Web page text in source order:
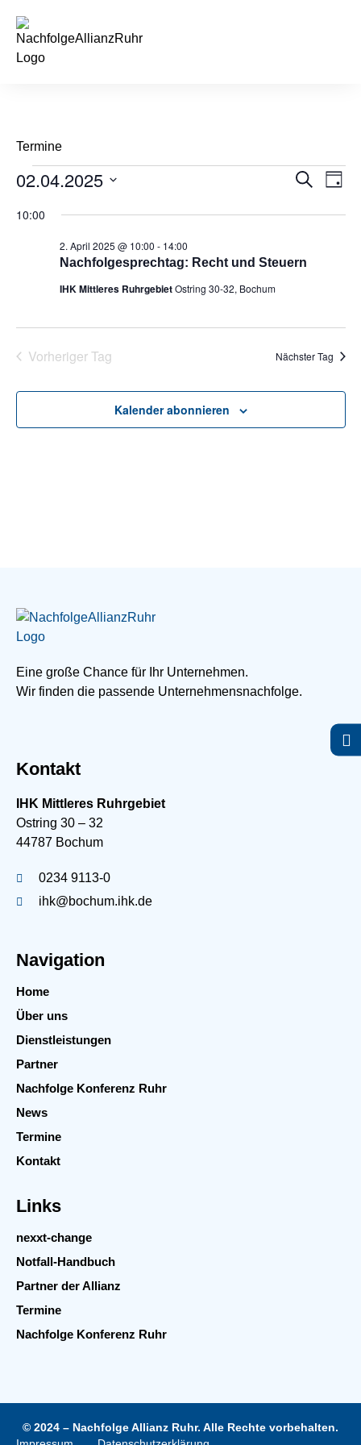
springen
Termine
Suche
Tag
02.04.2025
wählen.
10:00
Nachfolgesprechtag: Recht und Steuern
2. April 2025 @ 10:00 - 14:00
IHK Mittleres RuhrgebietOstring 30-32, Bochum
Vorheriger Tag Nächster Tag
Kalender abonnieren
Eine große Chance für Ihr Unternehmen.
Wir finden die passende Unternehmensnachfolge.
Kontakt
IHK Mittleres Ruhrgebiet
Ostring 30 – 32
44787 Bochum
0234 9113-0
ihk@bochum.ihk.de
Navigation
Home
Über uns
Dienstleistungen
Partner
Nachfolge Konferenz Ruhr
News
Termine
Kontakt
Links
nexxt-change
Notfall-Handbuch
Partner der Allianz
Termine
Nachfolge Konferenz Ruhr
© 2024 – Nachfolge Allianz Ruhr. Alle Rechte vorbehalten.